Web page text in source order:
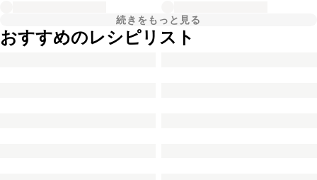
続きをもっと見る
おすすめのレシピリスト